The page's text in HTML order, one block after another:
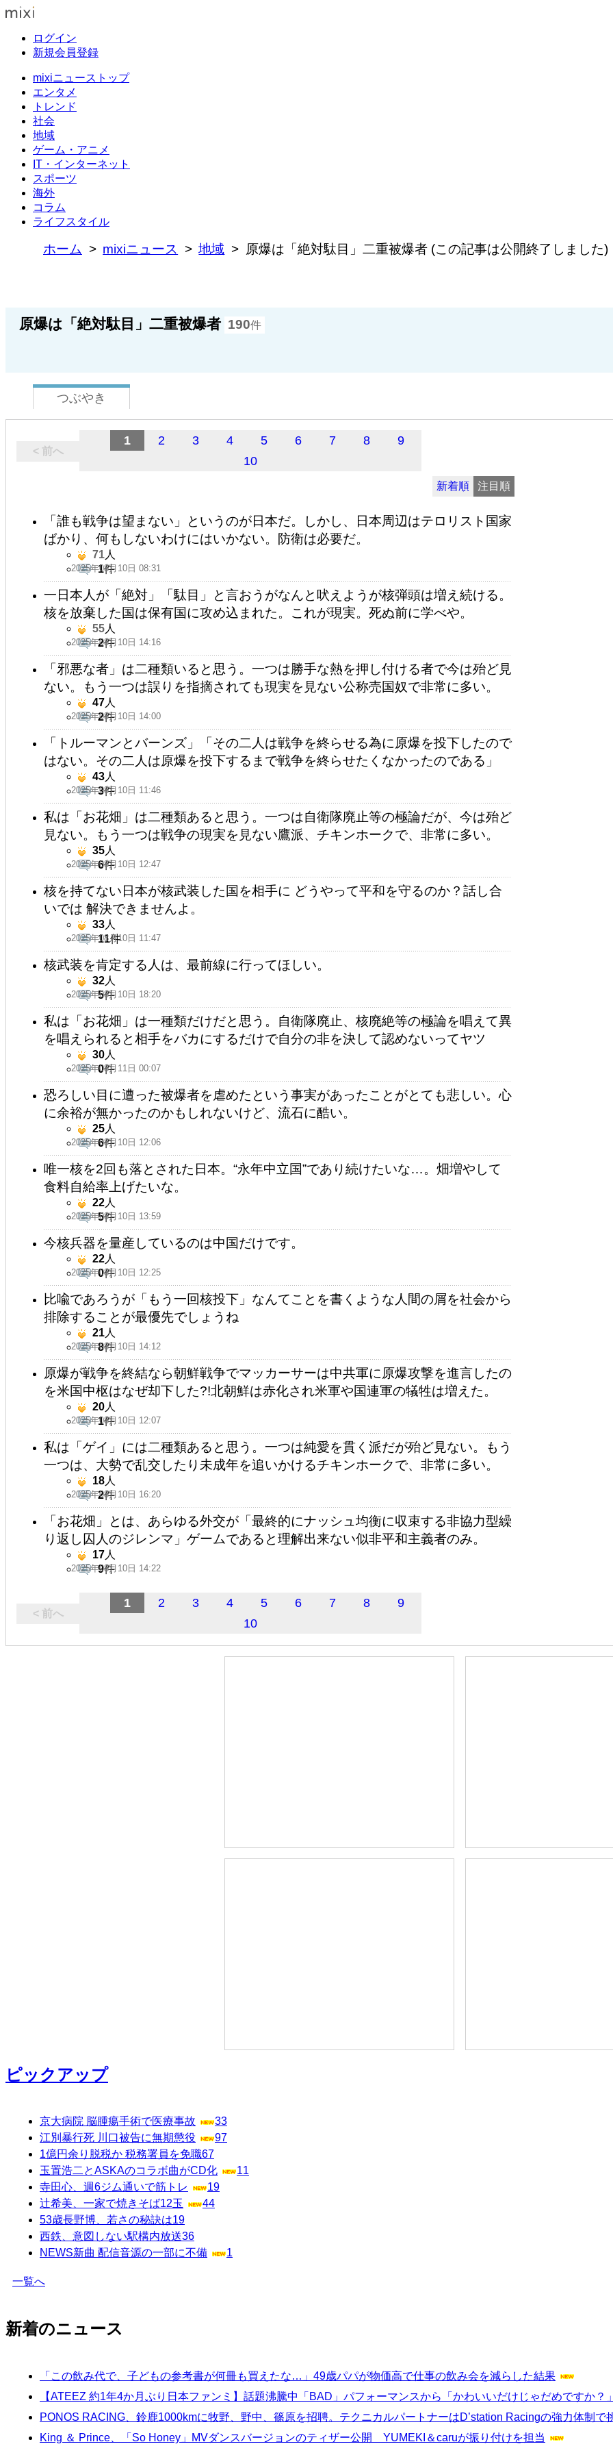
ログイン
新規会員登録
mixiニューストップ
エンタメ
トレンド
社会
地域
ゲーム・アニメ
IT・インターネット
スポーツ
海外
コラム
ライフスタイル
ホーム mixiニュース 地域 原爆は「絶対駄目」二重被爆者 (この記事は公開終了しました)
原爆は「絶対駄目」二重被爆者 190件
つぶやき
< 前へ
1 2 3 4 5 6 7 8
9
10
新着順 注目順
「誰も戦争は望まない」というのが日本だ。しかし、日本周辺はテロリスト国家
ばかり、何もしないわけにはいかない。防衛は必要だ。
2025年08月10日 08:31
71人
1件
一日本人が「絶対」「駄目」と言おうがなんと吠えようが核弾頭は増え続ける。
核を放棄した国は保有国に攻め込まれた。これが現実。死ぬ前に学べや。
2025年08月10日 14:16
55人
2件
「邪悪な者」は二種類いると思う。一つは勝手な熱を押し付ける者で今は殆ど見
ない。もう一つは誤りを指摘されても現実を見ない公称売国奴で非常に多い。
2025年08月10日 14:00
47人
2件
「トルーマンとバーンズ」「その二人は戦争を終らせる為に原爆を投下したので
はない。その二人は原爆を投下するまで戦争を終らせたくなかったのである」
2025年08月10日 11:46
43人
3件
私は「お花畑」は二種類あると思う。一つは自衛隊廃止等の極論だが、今は殆ど
見ない。もう一つは戦争の現実を見ない鷹派、チキンホークで、非常に多い。
2025年08月10日 12:47
35人
6件
核を持てない日本が核武装した国を相手に どうやって平和を守るのか？話し合
いでは 解決できませんよ。
2025年08月10日 11:47
33人
11件
核武装を肯定する人は、最前線に行ってほしい。
2025年08月10日 18:20
32人
5件
私は「お花畑」は一種類だけだと思う。自衛隊廃止、核廃絶等の極論を唱えて異
を唱えられると相手をバカにするだけで自分の非を決して認めないってヤツ
2025年08月11日 00:07
30人
0件
恐ろしい目に遭った被爆者を虐めたという事実があったことがとても悲しい。心
に余裕が無かったのかもしれないけど、流石に酷い。
2025年08月10日 12:06
25人
6件
唯一核を2回も落とされた日本。“永年中立国”であり続けたいな…。畑増やして
食料自給率上げたいな。
2025年08月10日 13:59
22人
5件
今核兵器を量産しているのは中国だけです。
2025年08月10日 12:25
22人
0件
比喩であろうが「もう一回核投下」なんてことを書くような人間の屑を社会から
排除することが最優先でしょうね
2025年08月10日 14:12
21人
8件
原爆が戦争を終結なら朝鮮戦争でマッカーサーは中共軍に原爆攻撃を進言したの
を米国中枢はなぜ却下した?!北朝鮮は赤化され米軍や国連軍の犠牲は増えた。
2025年08月10日 12:07
20人
1件
私は「ゲイ」には二種類あると思う。一つは純愛を貫く派だが殆ど見ない。もう
一つは、大勢で乱交したり未成年を追いかけるチキンホークで、非常に多い。
2025年08月10日 16:20
18人
2件
「お花畑」とは、あらゆる外交が「最終的にナッシュ均衡に収束する非協力型繰
り返し囚人のジレンマ」ゲームであると理解出来ない似非平和主義者のみ。
2025年08月10日 14:22
17人
9件
< 前へ
1 2 3 4 5 6 7 8
9
10
ピックアップ
京大病院 脳腫瘍手術で医療事故
33
江別暴行死 川口被告に無期懲役
97
1億円余り脱税か 税務署員を免職67
玉置浩二とASKAのコラボ曲がCD化
11
寺田心、週6ジム通いで筋トレ
19
辻希美、一家で焼きそば12玉
44
53歳長野博、若さの秘訣は19
西鉄、意図しない駅構内放送36
NEWS新曲 配信音源の一部に不備
1
一覧へ
新着のニュース
「この飲み代で、子どもの参考書が何冊も買えたな…」49歳パパが物価高で仕事の飲み会を減らした結果
【ATEEZ 約1年4か月ぶり日本ファンミ】話題沸騰中「BAD」パフォーマンスから「かわいいだけじゃだめですか？
PONOS RACING、鈴鹿1000kmに牧野、野中、篠原を招聘。テクニカルパートナーはD’station Racingの強力体制で
King ＆ Prince、「So Honey」MVダンスバージョンのティザー公開 YUMEKI＆caruが振り付けを担当